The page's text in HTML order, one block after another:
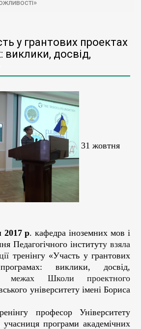
у грантових проектах
виклики, досвід,
31 жовтня
2017 р. кафедра іноземних мов і
Педагогічного інституту взяла
тренінгу «Участь у грантових
виклики, досвід,
межах Школи проектного
університету імені Бориса
професор Університету
програми академічних